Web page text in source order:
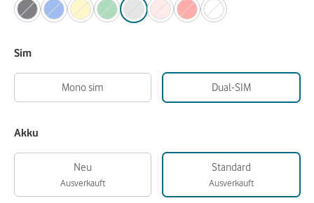
Sim
Mono sim Dual-SIM
Akku
Neu
Ausverkauft
Standard
Ausverkauft